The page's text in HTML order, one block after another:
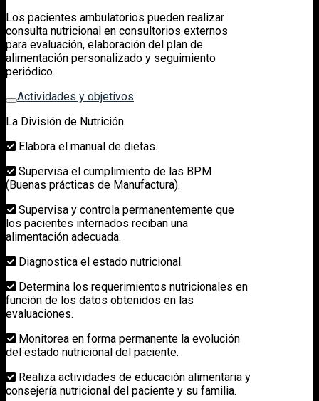
Los pacientes ambulatorios pueden realizar
consulta nutricional en consultorios externos
para evaluación, elaboración del plan de
alimentación personalizado y seguimiento
periódico.
Actividades y objetivos
La División de Nutrición
Elabora el manual de dietas.
Supervisa el cumplimiento de las BPM
(Buenas prácticas de Manufactura).
Supervisa y controla permanentemente que
los pacientes internados reciban una
alimentación adecuada.
Diagnostica el estado nutricional.
Determina los requerimientos nutricionales en
función de los datos obtenidos en las
evaluaciones.
Monitorea en forma permanente la evolución
del estado nutricional del paciente.
Realiza actividades de educación alimentaria y
consejería nutricional del paciente y su familia.